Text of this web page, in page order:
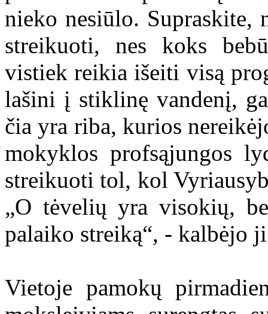
nieko nesiūlo. Supraskite,
streikuoti, nes koks
vistiek reikia išeiti visą
lašini į stiklinę vandenį,
čia yra riba, kurios
mokyklos profsąjungos
streikuoti tol, kol
„O tėvelių yra visokių,
palaiko streiką“, - kalbėjo
Vietoje pamokų